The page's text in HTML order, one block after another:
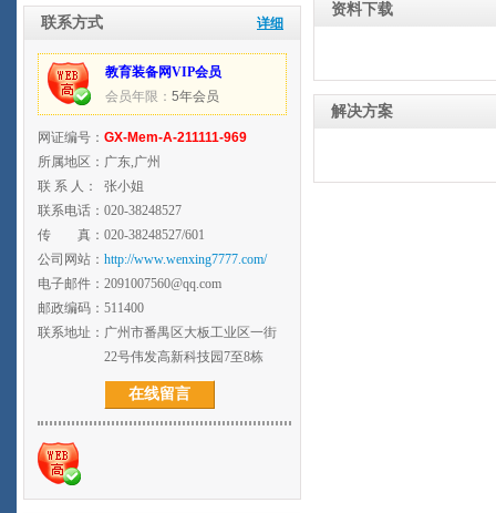
联系方式 详细
教育装备网VIP会员
会员年限： 5年会员
网证编号： GX-Mem-A-211111-969
所属地区： 广东,广州
联 系 人：
张小姐
联系电话： 020-38248527
传 真： 020-38248527/601
公司网站： http://www.wenxing7777.com/
电子邮件： 2091007560@qq.com
邮政编码： 511400
联系地址： 广州市番禺区大板工业区一街
22号伟发高新科技园7至8栋
在线留言
资料下载
解决方案